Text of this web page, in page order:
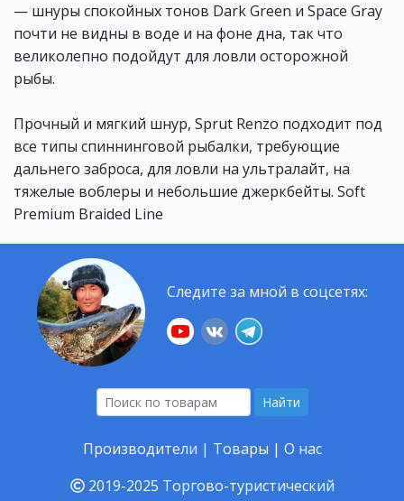
— шнуры спокойных тонов Dark Green и Space Gray
почти не видны в воде и на фоне дна, так что
великолепно подойдут для ловли осторожной
рыбы.
Прочный и мягкий шнур, Sprut Renzo подходит под
все типы спиннинговой рыбалки, требующие
дальнего заброса, для ловли на ультралайт, на
тяжелые воблеры и небольшие джеркбейты. Soft
Premium Braided Line
Следите за мной в соцсетях:
Найти
Производители | Товары | О нас
2019-2025 Торгово-туристический